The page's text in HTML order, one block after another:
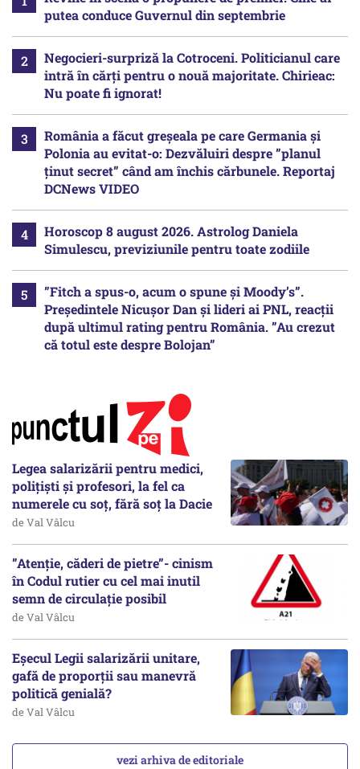
putea conduce Guvernul din septembrie
Negocieri-surpriză la Cotroceni. Politicianul care
intră în cărți pentru o nouă majoritate. Chirieac:
Nu poate fi ignorat!
România a făcut greșeala pe care Germania și
Polonia au evitat-o: Dezvăluiri despre ”planul
ținut secret” când am închis cărbunele. Reportaj
DCNews VIDEO
Horoscop 8 august 2026. Astrolog Daniela
Simulescu, previziunile pentru toate zodiile
”Fitch a spus-o, acum o spune și Moody’s”.
Președintele Nicușor Dan și lideri ai PNL, reacții
după ultimul rating pentru România. ”Au crezut
că totul este despre Bolojan”
Legea salarizării pentru medici,
polițiști și profesori, la fel ca
numerele cu soț, fără soț la Dacie
de Val Vâlcu
”Atenție, căderi de pietre”- cinism
în Codul rutier cu cel mai inutil
semn de circulație posibil
de Val Vâlcu
Eșecul Legii salarizării unitare,
gafă de proporții sau manevră
politică genială?
de Val Vâlcu
vezi arhiva de editoriale